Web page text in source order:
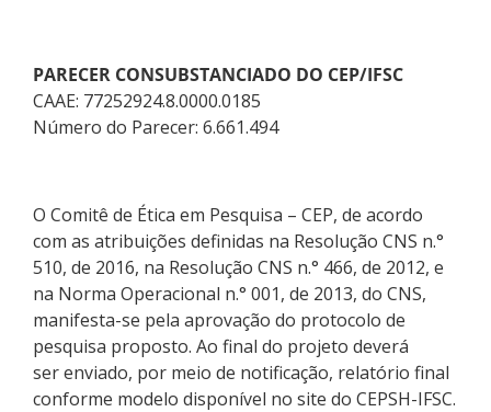
PARECER CONSUBSTANCIADO DO CEP/IFSC
CAAE: 77252924.8.0000.0185
Número do Parecer: 6.661.494
O Comitê de Ética em Pesquisa – CEP, de acordo
com as atribuições definidas na Resolução CNS n.°
510, de 2016, na Resolução CNS n.° 466, de 2012, e
na Norma Operacional n.° 001, de 2013, do CNS,
manifesta-se pela aprovação do protocolo de
pesquisa proposto. Ao final do projeto deverá
ser enviado, por meio de notificação, relatório final
conforme modelo disponível no site do CEPSH-IFSC.